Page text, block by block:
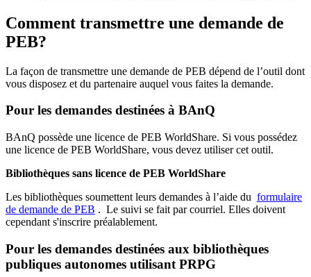
Comment transmettre une demande de
PEB?
La façon de transmettre une demande de PEB dépend de l’outil dont
vous disposez et du partenaire auquel vous faites la demande.
Pour les demandes destinées à BAnQ
BAnQ possède une licence de PEB WorldShare. Si vous possédez
une licence de PEB WorldShare, vous devez utiliser cet outil.
Bibliothèques sans licence de PEB WorldShare
Les bibliothèques soumettent leurs demandes à l’aide du formulaire
de demande de PEB . Le suivi se fait par courriel. Elles doivent
cependant s'inscrire préalablement.
Pour les demandes destinées aux bibliothèques
publiques autonomes utilisant PRPG